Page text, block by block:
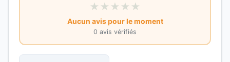
★ ★ ★ ★ ★
Aucun avis pour le moment
0 avis vérifiés